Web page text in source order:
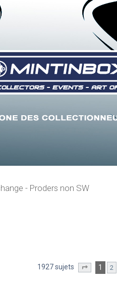
- Proders non SW
1927 sujets Page sur
1 2